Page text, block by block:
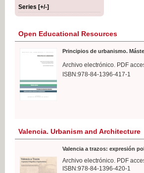
Series [+/-]
Open Educational Resources
Principios de urbanismo.
Archivo electrónico. PDF
ISBN:978-84-1396-417-1
Valencia. Urbanism and Architecture
Valencia a trazos: expresión
Archivo electrónico. PDF
ISBN:978-84-1396-420-1